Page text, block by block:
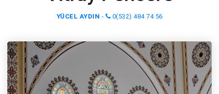
YÜCEL AYDIN - 0(532) 484 74 56